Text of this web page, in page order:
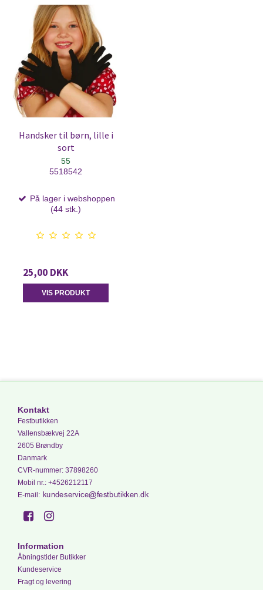
Handsker til børn, lille i
sort
55
5518542
På lager i webshoppen
(44 stk.)
25,00 DKK
VIS PRODUKT
Kontakt
Festbutikken
Vallensbækvej 22A
2605 Brøndby
Danmark
CVR-nummer: 37898260
Mobil nr.: +4526212117
E-mail:
Information
Åbningstider Butikker
Kundeservice
Fragt og levering